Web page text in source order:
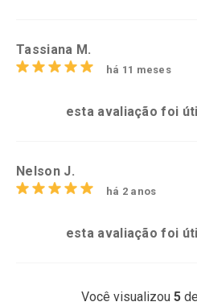
Tassiana M.
há 11 meses
esta avaliação foi
Nelson J.
há 2 anos
esta avaliação foi
Você visualizou 5de